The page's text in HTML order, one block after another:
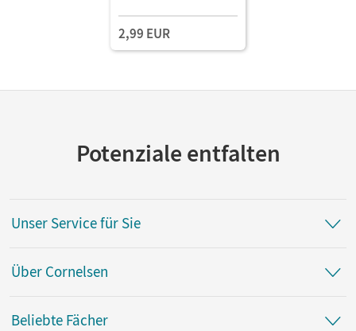
2,99 EUR
Potenziale entfalten
Unser Service für Sie
Über Cornelsen
Beliebte Fächer